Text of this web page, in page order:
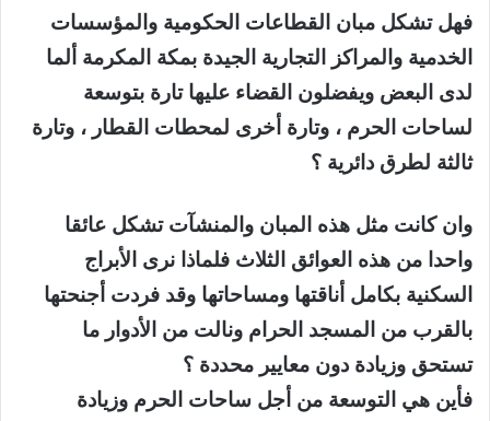
فهل تشكل مبان القطاعات الحكومية والمؤسسات
الخدمية والمراكز التجارية الجيدة بمكة المكرمة ألما
لدى البعض ويفضلون القضاء عليها تارة بتوسعة
لساحات الحرم ، وتارة أخرى لمحطات القطار ، وتارة
ثالثة لطرق دائرية ؟
وان كانت مثل هذه المبان والمنشآت تشكل عائقا
واحدا من هذه العوائق الثلاث فلماذا نرى الأبراج
السكنية بكامل أناقتها ومساحاتها وقد فردت أجنحتها
بالقرب من المسجد الحرام ونالت من الأدوار ما
تستحق وزيادة دون معايير محددة ؟
فأين هي التوسعة من أجل ساحات الحرم وزيادة